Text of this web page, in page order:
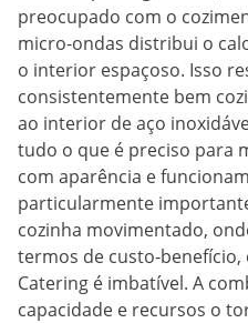
preocupado com o
micro-ondas distribui o
o interior espaçoso. Isso
consistentemente bem
ao interior de aço
tudo o que é preciso para
com aparência e
particularmente
cozinha movimentado,
termos de custo-benefício,
Catering é imbatível. A
capacidade e recursos o